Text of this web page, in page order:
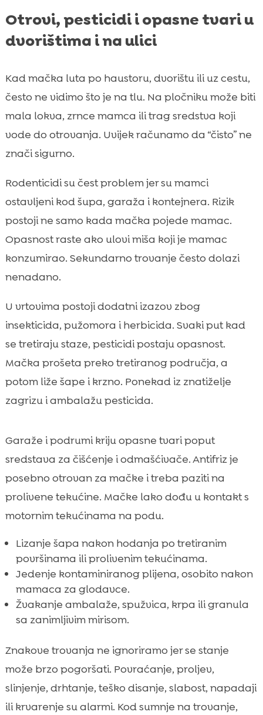
Otrovi, pesticidi i opasne tvari u
dvorištima i na ulici
Kad mačka luta po haustoru, dvorištu ili uz cestu,
često ne vidimo što je na tlu. Na pločniku može biti
mala lokva, zrnce mamca ili trag sredstva koji
vode do otrovanja. Uvijek računamo da “čisto” ne
znači sigurno.
Rodenticidi su čest problem jer su mamci
ostavljeni kod šupa, garaža i kontejnera. Rizik
postoji ne samo kada mačka pojede mamac.
Opasnost raste ako ulovi miša koji je mamac
konzumirao. Sekundarno trovanje često dolazi
nenadano.
U vrtovima postoji dodatni izazov zbog
insekticida, pužomora i herbicida. Svaki put kad
se tretiraju staze, pesticidi postaju opasnost.
Mačka prošeta preko tretiranog područja, a
potom liže šape i krzno. Ponekad iz znatiželje
zagrizu i ambalažu pesticida.
Garaže i podrumi kriju opasne tvari poput
sredstava za čišćenje i odmašćivače. Antifriz je
posebno otrovan za mačke i treba paziti na
prolivene tekućine. Mačke lako dođu u kontakt s
motornim tekućinama na podu.
Lizanje šapa nakon hodanja po tretiranim
površinama ili prolivenim tekućinama.
Jedenje kontaminiranog plijena, osobito nakon
mamaca za glodavce.
Žvakanje ambalaže, spužvica, krpa ili granula
sa zanimljivim mirisom.
Znakove trovanja ne ignoriramo jer se stanje
može brzo pogoršati. Povraćanje, proljev,
slinjenje, drhtanje, teško disanje, slabost, napadaji
ili krvarenje su alarmi. Kod sumnje na trovanje,